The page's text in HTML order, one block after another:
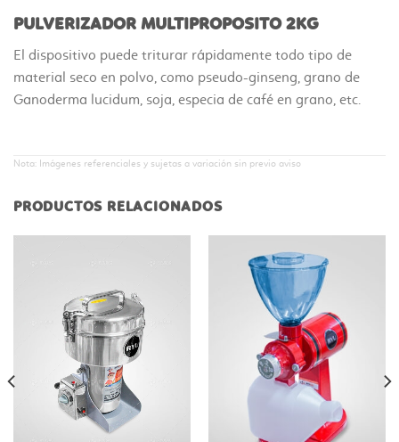
PULVERIZADOR MULTIPROPOSITO 2KG
El dispositivo puede triturar rápidamente todo tipo de
material seco en polvo, como pseudo-ginseng, grano de
Ganoderma lucidum, soja, especia de café en grano, etc.
Nota: Imágenes referenciales y sujetas a variación sin previo aviso
PRODUCTOS RELACIONADOS